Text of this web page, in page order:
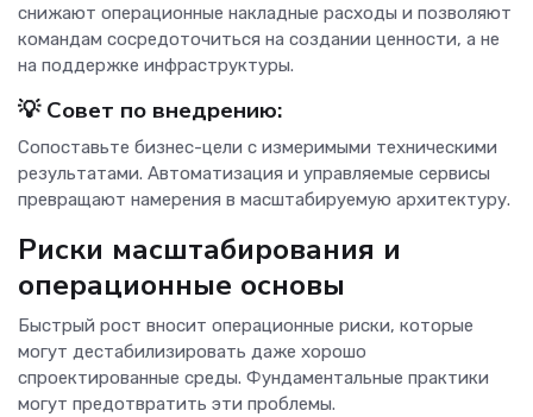
снижают операционные накладные расходы и позволяют
командам сосредоточиться на создании ценности, а не
на поддержке инфраструктуры.
💡Совет по внедрению:
Сопоставьте бизнес-цели с измеримыми техническими
результатами. Автоматизация и управляемые сервисы
превращают намерения в масштабируемую архитектуру.
Риски масштабирования и
операционные основы
Быстрый рост вносит операционные риски, которые
могут дестабилизировать даже хорошо
спроектированные среды. Фундаментальные практики
могут предотвратить эти проблемы.